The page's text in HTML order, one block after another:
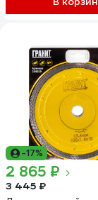
-17%
2 865 ₽
3 445 ₽